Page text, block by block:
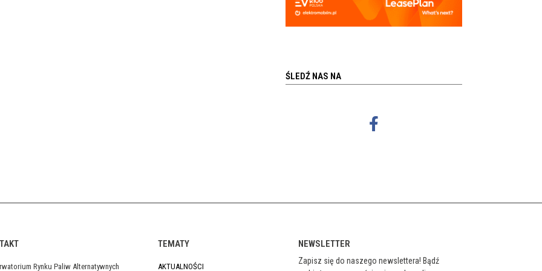
ŚLEDŹ NAS NA
Rynku Paliw Alternatywnych
TEMATY
AKTUALNOŚCI
NEWSLETTER
Zapisz się do naszego newslettera! Bądź